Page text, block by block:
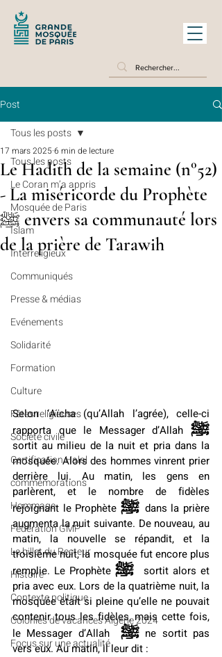
Post
Tous les posts
Le Coran m’a appris
Mosquée de Paris
Islam
Interreligieux
Communiqués
Presse & médias
Evénements
Solidarité
Formation
Culture
Fêtes religieuses
Société civile
Certification Halal
commémorations
Hommage
Fédération GMP
Le billet du Recteur
Histoire
Contexte politique
Colonies de vacances Algérie 2024
​​Focus sur une actualité
Tous les posts
Le Hadith de la semaine (n°52)
- La miséricorde du Prophète
ﷺ envers sa communauté lors
de la prière de Tarawih
17 mars 20256 min de lecture
Selon ‘Aïcha (qu’Allah l’agrée), celle-ci
rapporta que le Messager d’Allah ﷺ
sortit au milieu de la nuit et pria dans la
mosquée. Alors des hommes vinrent prier
derrière lui. Au matin, les gens en
parlèrent, et le nombre de fidèles
rejoignant le Prophète
dans la prière
augmenta la nuit suivante. De nouveau, au
matin, la nouvelle se répandit, et la
troisième nuit, la mosquée fut encore plus
remplie. Le Prophète
sortit alors et
pria avec eux. Lors de la quatrième nuit, la
mosquée était si pleine qu’elle ne pouvait
contenir tous les fidèles, mais cette fois,
le Messager d’Allah ﷺ ne sortit pas
vers eux. Au matin, il leur dit :